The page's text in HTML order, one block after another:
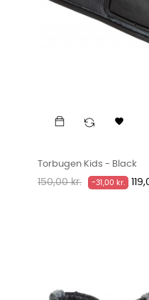

Torbugen Kids - Black
Normalpris
150,00 kr. -31,00 kr. Pris